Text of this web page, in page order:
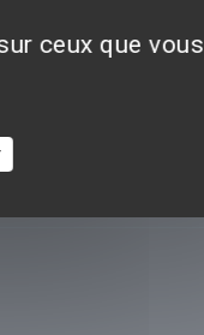
ceux que vous